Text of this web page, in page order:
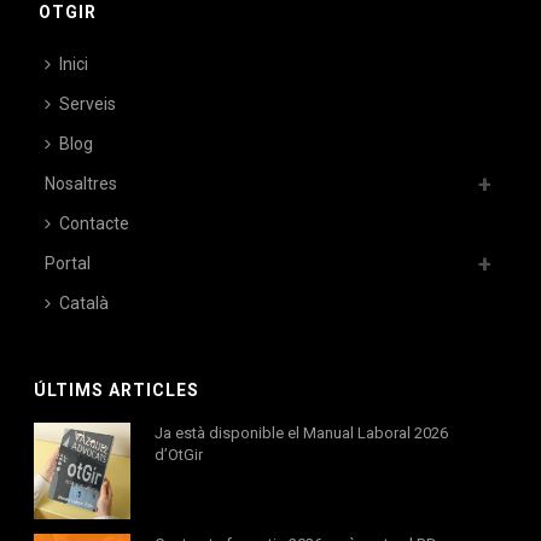
OTGIR
Inici
Serveis
Blog
Nosaltres
Contacte
Portal
Català
ÚLTIMS ARTICLES
Ja està disponible el Manual Laboral 2026
d’OtGir